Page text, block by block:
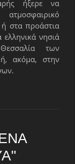
ήξερε να
στα προάστια
νησιά
των
ακόμα, στην